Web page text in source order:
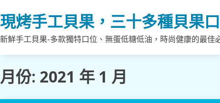
to
content
現烤手工貝果，三十多種貝果
新鮮手工貝果-多款獨特口位、無蛋低糖低油，時尚健康的最
月份: 2021 年 1 月